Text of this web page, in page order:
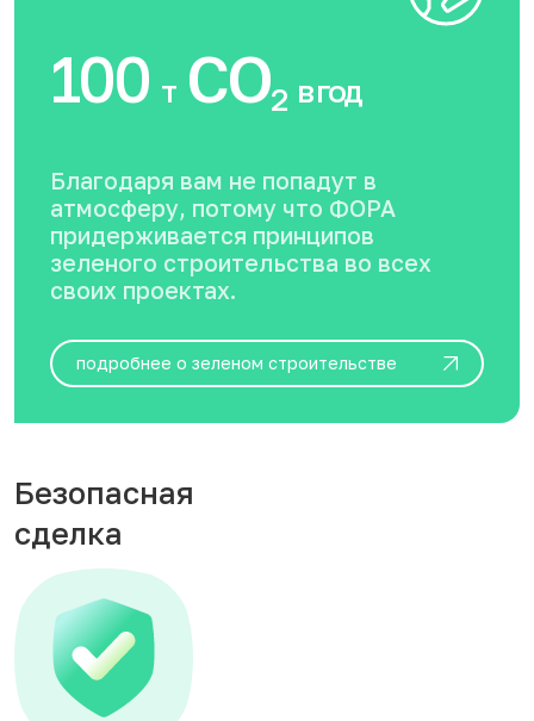
100 тCO2 в год
Благодаря вам не попадут в
атмосферу, потому что ФОРА
придерживается принципов
зеленого строительства во всех
своих проектах.
подробнее о зеленом строительстве
Безопасная
сделка